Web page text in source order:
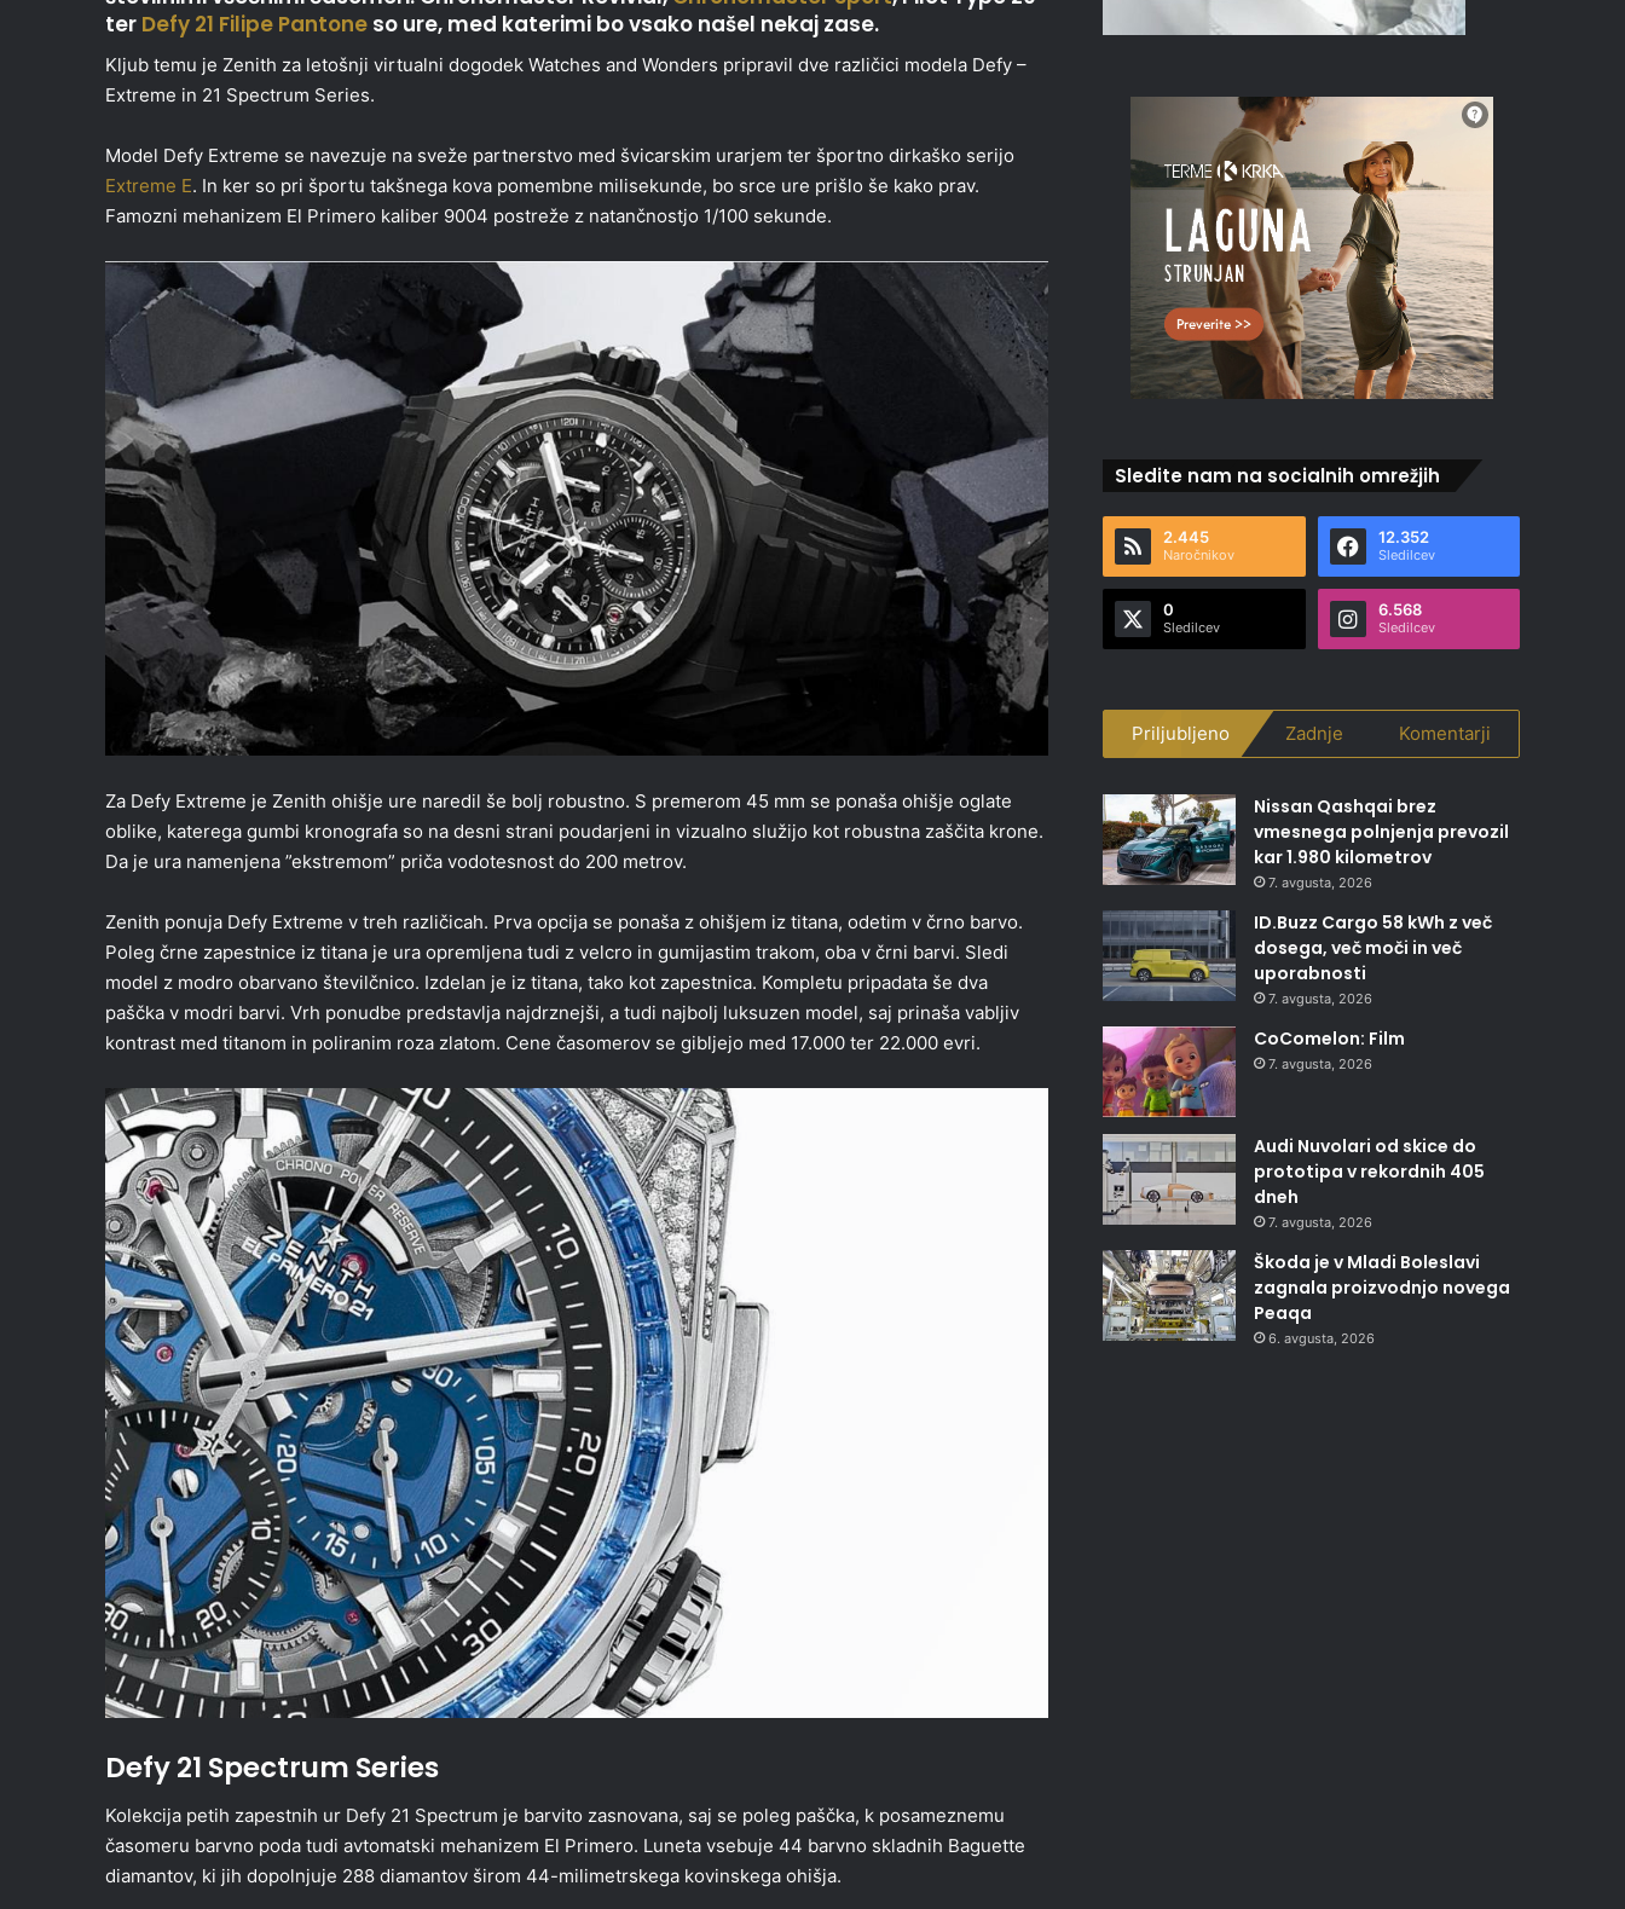
ter Defy 21 Filipe Pantone so ure, med katerimi bo vsako našel nekaj zase.
Kljub temu je Zenith za letošnji virtualni dogodek Watches and Wonders pripravil dve različici modela Defy –
Extreme in 21 Spectrum Series.
Model Defy Extreme se navezuje na sveže partnerstvo med švicarskim urarjem ter športno dirkaško serijo
Extreme E. In ker so pri športu takšnega kova pomembne milisekunde, bo srce ure prišlo še kako prav.
Famozni mehanizem El Primero kaliber 9004 postreže z natančnostjo 1/100 sekunde.
Za Defy Extreme je Zenith ohišje ure naredil še bolj robustno. S premerom 45 mm se ponaša ohišje oglate
oblike, katerega gumbi kronografa so na desni strani poudarjeni in vizualno služijo kot robustna zaščita krone.
Da je ura namenjena ”ekstremom” priča vodotesnost do 200 metrov.
Zenith ponuja Defy Extreme v treh različicah. Prva opcija se ponaša z ohišjem iz titana, odetim v črno barvo.
Poleg črne zapestnice iz titana je ura opremljena tudi z velcro in gumijastim trakom, oba v črni barvi. Sledi
model z modro obarvano številčnico. Izdelan je iz titana, tako kot zapestnica. Kompletu pripadata še dva
paščka v modri barvi. Vrh ponudbe predstavlja najdrznejši, a tudi najbolj luksuzen model, saj prinaša vabljiv
kontrast med titanom in poliranim roza zlatom. Cene časomerov se gibljejo med 17.000 ter 22.000 evri.
Defy 21 Spectrum Series
Kolekcija petih zapestnih ur Defy 21 Spectrum je barvito zasnovana, saj se poleg paščka, k posameznemu
časomeru barvno poda tudi avtomatski mehanizem El Primero. Luneta vsebuje 44 barvno skladnih Baguette
diamantov, ki jih dopolnjuje 288 diamantov širom 44-milimetrskega kovinskega ohišja.
Sledite nam na socialnih omrežjih
2.445
Naročnikov
12.352
Sledilcev
0
Sledilcev
6.568
Sledilcev
Priljubljeno Zadnje Komentarji
Nissan Qashqai brez
vmesnega polnjenja prevozil
kar 1.980 kilometrov
7. avgusta, 2026
ID.Buzz Cargo 58 kWh z več
dosega, več moči in več
uporabnosti
7. avgusta, 2026
CoComelon: Film
7. avgusta, 2026
Audi Nuvolari od skice do
prototipa v rekordnih 405
dneh
7. avgusta, 2026
Škoda je v Mladi Boleslavi
zagnala proizvodnjo novega
Peaqa
6. avgusta, 2026